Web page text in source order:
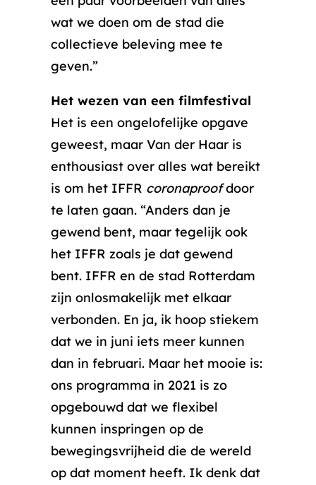
wat we doen om de stad die
collectieve beleving mee te
geven.”
Het wezen van een filmfestival
Het is een ongelofelijke opgave
geweest, maar Van der Haar is
enthousiast over alles wat bereikt
is om het IFFR coronaproofdoor
te laten gaan. “Anders dan je
gewend bent, maar tegelijk ook
het IFFR zoals je dat gewend
bent. IFFR en de stad Rotterdam
zijn onlosmakelijk met elkaar
verbonden. En ja, ik hoop stiekem
dat we in juni iets meer kunnen
dan in februari. Maar het mooie is:
ons programma in 2021 is zo
opgebouwd dat we flexibel
kunnen inspringen op de
bewegingsvrijheid die de wereld
op dat moment heeft. Ik denk dat